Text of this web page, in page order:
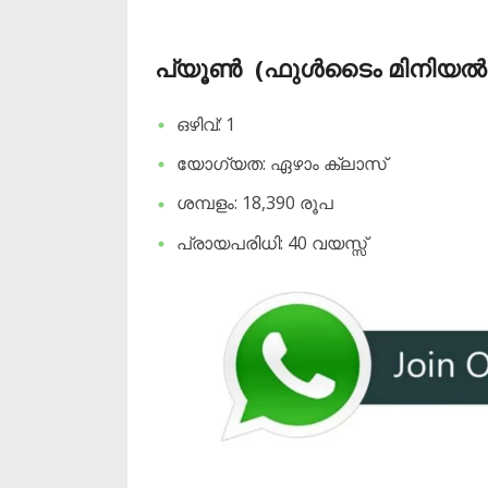
പ്യൂൺ (ഫുൾടൈം
ഒഴിവ്: 1
യോഗ്യത: ഏഴാം ക്ലാസ്
ശമ്പളം: 18,390 രൂപ
പ്രായപരിധി: 40 വയസ്സ്